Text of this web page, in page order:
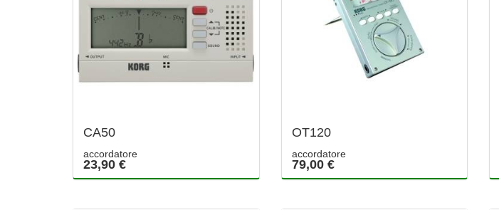
CA50
accordatore
23,90 €
OT120
accordatore
79,00 €